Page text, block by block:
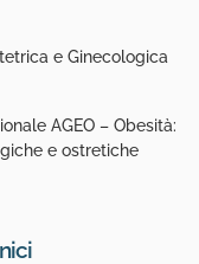
e Ginecologica
AGEO – Obesità:
e ostretiche